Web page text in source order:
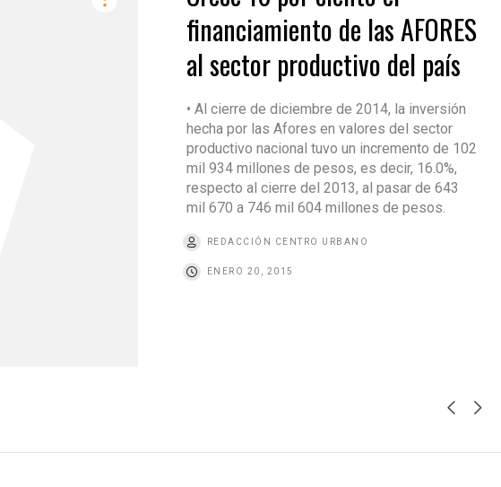
financiamiento de las AFORES
al sector productivo del país
• Al cierre de diciembre de 2014, la inversión
hecha por las Afores en valores del sector
productivo nacional tuvo un incremento de 102
mil 934 millones de pesos, es decir, 16.0%,
respecto al cierre del 2013, al pasar de 643
mil 670 a 746 mil 604 millones de pesos.
REDACCIÓN CENTRO URBANO
ENERO 20, 2015